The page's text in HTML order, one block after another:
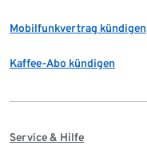
Mobilfunkvertrag kündigen
Kaffee-Abo kündigen
Service & Hilfe